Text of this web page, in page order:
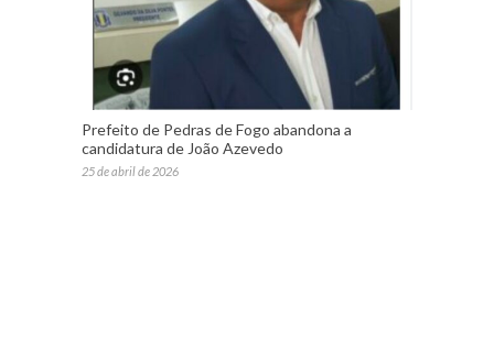
Prefeito de Pedras de Fogo abandona a
candidatura de João Azevedo
25 de abril de 2026